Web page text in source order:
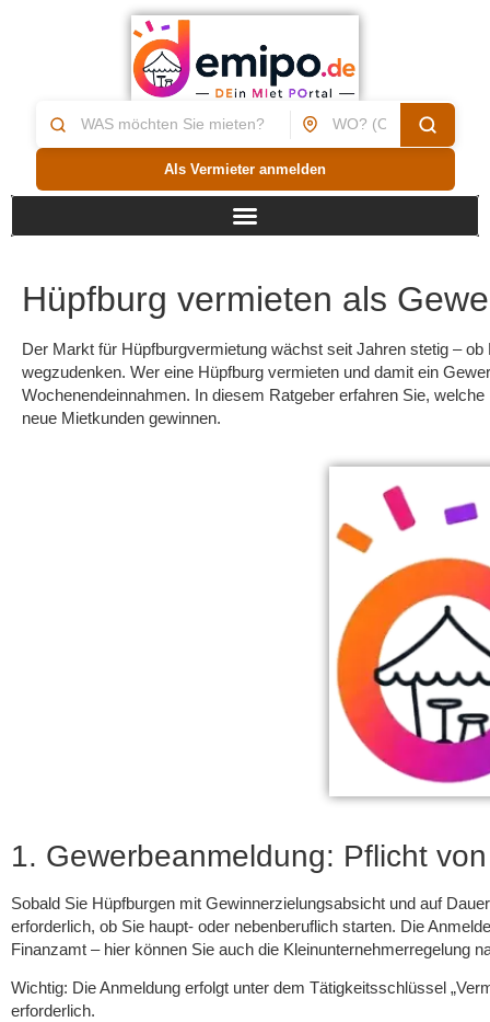
Als Vermieter anmelden
Hüpfburg vermieten als
Der Markt für Hüpfburgvermietung wächst seit Jahren stetig –
wegzudenken. Wer eine Hüpfburg vermieten und damit ein
Wochenendeinnahmen. In diesem Ratgeber erfahren Sie,
neue Mietkunden gewinnen.
1. Gewerbeanmeldung: Pflicht
Sobald Sie Hüpfburgen mit Gewinnerzielungsabsicht und auf
erforderlich, ob Sie haupt- oder nebenberuflich starten. Die
Finanzamt – hier können Sie auch die Kleinunternehmerregelung
Wichtig: Die Anmeldung erfolgt unter dem Tätigkeitsschlüssel
erforderlich.